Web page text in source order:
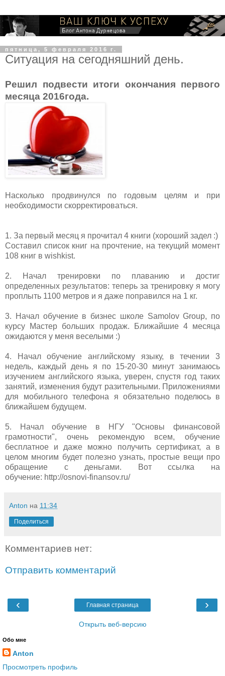
пятница, 5 февраля 2016 г.
Ситуация на сегодняшний день.
Решил подвести итоги окончания первого
месяца 2016года.
Насколько продвинулся по годовым целям и при
необходимости скорректироваться.
1. За первый месяц я прочитал 4 книги (хороший задел :)
Составил список книг на прочтение, на текущий момент
108 книг в wishkist.
2. Начал тренировки по плаванию и достиг
определенных результатов: теперь за тренировку я могу
проплыть 1100 метров и я даже поправился на 1 кг.
3. Начал обучение в бизнес школе Samolov Group, по
курсу Мастер больших продаж. Ближайшие 4 месяца
ожидаются у меня веселыми :)
4. Начал обучение английскому языку, в течении 3
недель, каждый день я по 15-20-30 минут занимаюсь
изучением английского языка, уверен, спустя год таких
занятий, изменения будут разительными. Приложениями
для мобильного телефона я обязательно поделюсь в
ближайшем будущем.
5. Начал обучение в НГУ "Основы финансовой
грамотности", очень рекомендую всем, обучение
бесплатное и даже можно получить сертификат, а в
целом многим будет полезно узнать, простые вещи про
обращение с деньгами. Вот ссылка на
обучение: http://osnovi-finansov.ru/
Anton на 11:34
Поделиться
Комментариев нет:
Отправить комментарий
‹ ›
Главная страница
Открыть веб-версию
Обо мне
Anton
Просмотреть профиль